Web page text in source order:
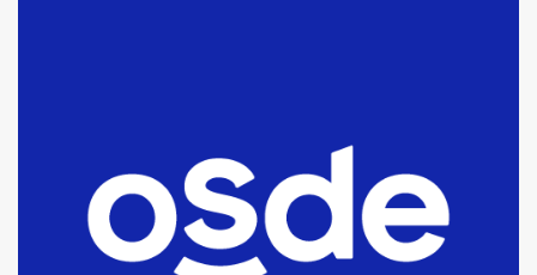
fueron detenidos por
comercialización de drogas en la
tarde del sábado
T.Lauquen: se vendió el edificio de